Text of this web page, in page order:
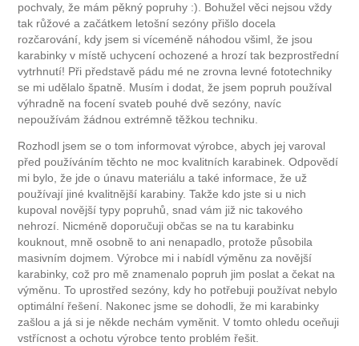
pochvaly, že mám pěkný popruhy :). Bohužel věci nejsou vždy
tak růžové a začátkem letošní sezóny přišlo docela
rozčarování, kdy jsem si víceméně náhodou všiml, že jsou
karabinky v místě uchycení ochozené a hrozí tak bezprostřední
vytrhnutí! Při představě pádu mé ne zrovna levné fototechniky
se mi udělalo špatně. Musím i dodat, že jsem popruh používal
výhradně na focení svateb pouhé dvě sezóny, navíc
nepoužívám žádnou extrémně těžkou techniku.
Rozhodl jsem se o tom informovat výrobce, abych jej varoval
před používáním těchto ne moc kvalitních karabinek. Odpovědí
mi bylo, že jde o únavu materiálu a také informace, že už
používají jiné kvalitnější karabiny. Takže kdo jste si u nich
kupoval novější typy popruhů, snad vám již nic takového
nehrozí. Nicméně doporučuji občas se na tu karabinku
kouknout, mně osobně to ani nenapadlo, protože působila
masivním dojmem. Výrobce mi i nabídl výměnu za novější
karabinky, což pro mě znamenalo popruh jim poslat a čekat na
výměnu. To uprostřed sezóny, kdy ho potřebuji používat nebylo
optimální řešení. Nakonec jsme se dohodli, že mi karabinky
zašlou a já si je někde nechám vyměnit. V tomto ohledu oceňuji
vstřícnost a ochotu výrobce tento problém řešit.